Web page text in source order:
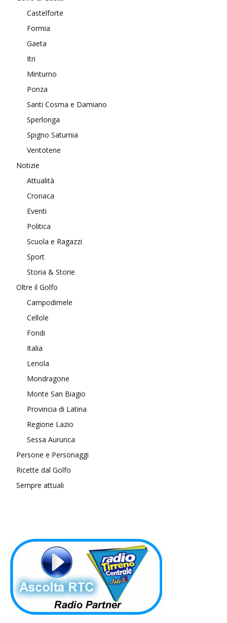
Castelforte
Formia
Gaeta
Itri
Minturno
Ponza
Santi Cosma e Damiano
Sperlonga
Spigno Saturnia
Ventotene
Notizie
Attualità
Cronaca
Eventi
Politica
Scuola e Ragazzi
Sport
Storia & Storie
Oltre il Golfo
Campodimele
Cellole
Fondi
Italia
Lenola
Mondragone
Monte San Biagio
Provincia di Latina
Regione Lazio
Sessa Aurunca
Persone e Personaggi
Ricette dal Golfo
Sempre attuali